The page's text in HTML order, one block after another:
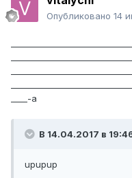
Опубликовано 14
____-a
В 14.04.2017 в
upupup